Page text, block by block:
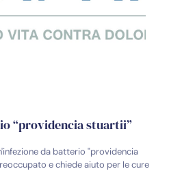
“providencia stuartii”
da batterio "providencia
e chiede aiuto per le cure